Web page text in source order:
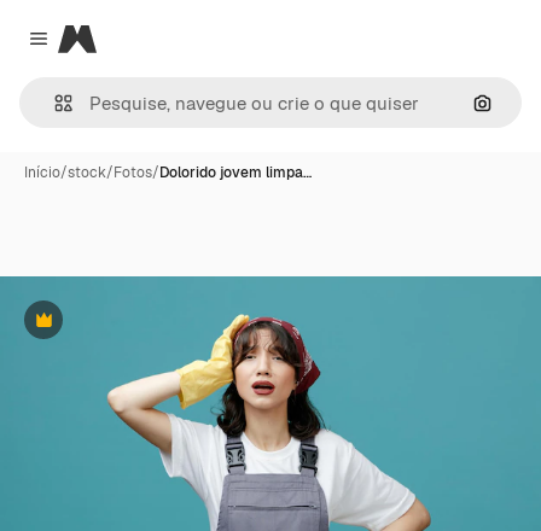
Close menu
Magnific
Início/stock/Fotos/Dolorido jovem limpa…
Premium